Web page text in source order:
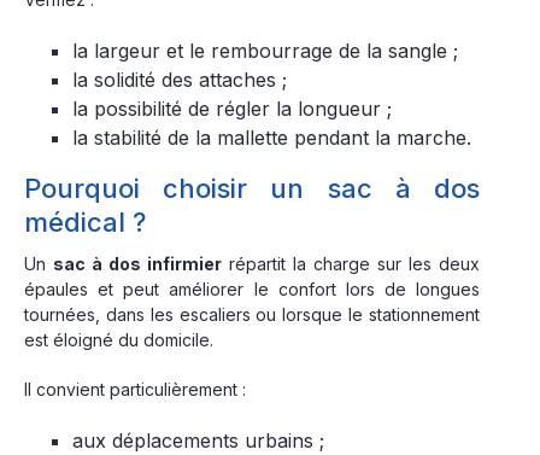
la largeur et le rembourrage de la sangle ;
la solidité des attaches ;
la possibilité de régler la longueur ;
la stabilité de la mallette pendant la marche.
Pourquoi choisir un sac à dos
médical ?
Un sac à dos infirmier répartit la charge sur les deux
épaules et peut améliorer le confort lors de longues
tournées, dans les escaliers ou lorsque le stationnement
est éloigné du domicile.
Il convient particulièrement :
aux déplacements urbains ;